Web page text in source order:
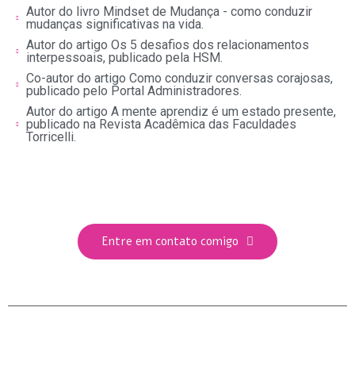
Autor do livro Mindset de Mudança - como conduzir
mudanças significativas na vida.
Autor do artigo Os 5 desafios dos relacionamentos
interpessoais, publicado pela HSM.
Co-autor do artigo Como conduzir conversas corajosas,
publicado pelo Portal Administradores.
Autor do artigo A mente aprendiz é um estado presente,
publicado na Revista Acadêmica das Faculdades
Torricelli.
Entre em contato comigo